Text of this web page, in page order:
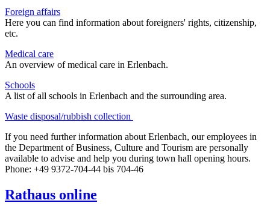
Foreign affairs
Here you can find information about foreigners' rights, citizenship,
etc.
Medical care
An overview of medical care in Erlenbach.
Schools
A list of all schools in Erlenbach and the surrounding area.
Waste disposal/rubbish collection
If you need further information about Erlenbach, our employees in
the Department of Business, Culture and Tourism are personally
available to advise and help you during town hall opening hours.
Phone: +49 9372-704-44 bis 704-46
Rathaus online